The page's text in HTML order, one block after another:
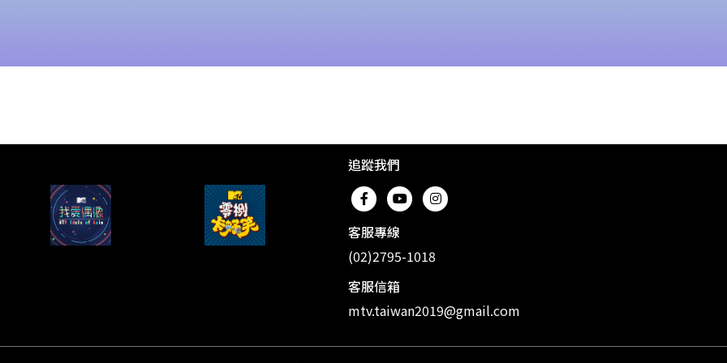
追蹤我們
客服專線
(02)2795-1018
客服信箱
mtv.taiwan2019@gmail.com